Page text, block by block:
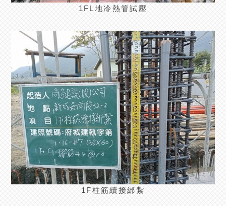
1FL地冷熱管試壓
1F柱筋續接綁紮